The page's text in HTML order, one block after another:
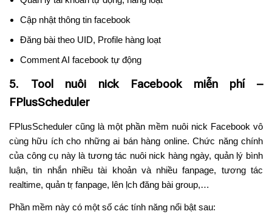
Cập nhật thông tin facebook
Đăng bài theo UID, Profile hàng loạt
Comment AI facebook tự động
5. Tool nuôi nick Facebook miễn phí –
FPlusScheduler
FPlusScheduler cũng là một phần mềm nuôi nick Facebook vô
cùng hữu ích cho những ai bán hàng online. Chức năng chính
của công cụ này là tương tác nuôi nick hàng ngày, quản lý bình
luận, tin nhắn nhiều tài khoản và nhiều fanpage, tương tác
realtime, quản tṛ fanpage, lên ḷch đăng bài group,…
Phần mềm này có một số các tính năng nổi bật sau: